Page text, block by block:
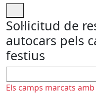
Sol·licitud de
autocars pels
festius
Els camps marcats